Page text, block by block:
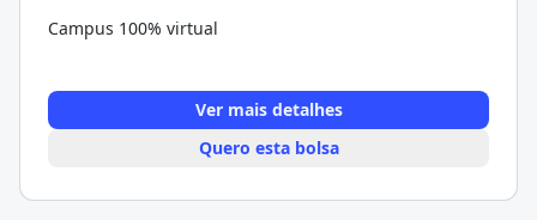
Campus 100% virtual
Ver mais detalhes
Quero esta bolsa